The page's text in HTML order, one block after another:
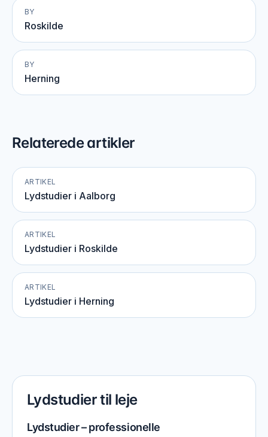
BY
Roskilde
BY
Herning
Relaterede artikler
ARTIKEL
Lydstudier i Aalborg
ARTIKEL
Lydstudier i Roskilde
ARTIKEL
Lydstudier i Herning
Lydstudier til leje
Lydstudier – professionelle